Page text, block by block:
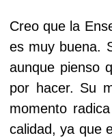
Creo que la
es muy buena.
aunque pienso
por hacer. Su
momento
calidad, ya que